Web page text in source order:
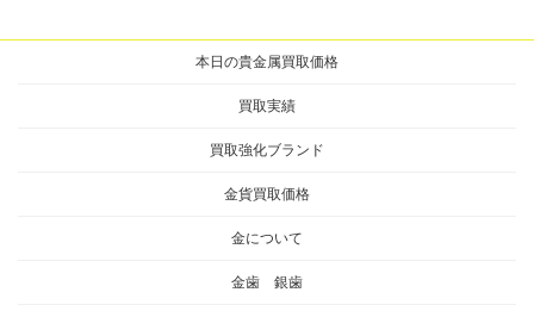
本日の貴金属買取価格
買取実績
買取強化ブランド
金貨買取価格
金について
金歯 銀歯